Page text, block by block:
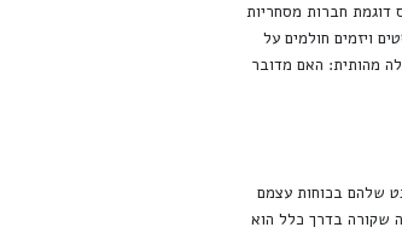
דוגמת חברות מסחריות
ויזמים חולמים על
מהותית: האם מדובר
שלהם בכוחות עצמם
שקורה בדרך כלל הוא